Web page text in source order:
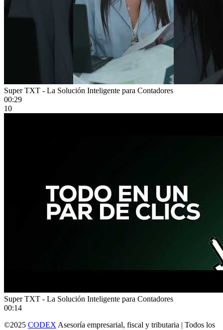
Super TXT - La Solución Inteligente para Contadores
00:29
10
Super TXT - La Solución Inteligente para Contadores
00:14
©2025 CODEX Asesoría empresarial, fiscal y tributaria | Todos los